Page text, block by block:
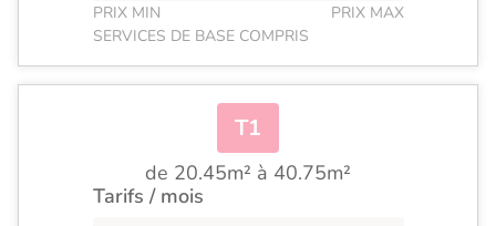
PRIX MIN
PRIX MAX
SERVICES DE BASE COMPRIS
T1
de 20.45m² à 40.75m²
Tarifs / mois